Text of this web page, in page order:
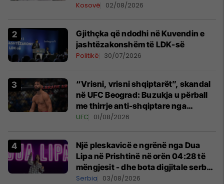
Kosovë 02/08/2026
Gjithçka që ndodhi në Kuvendin e
jashtëzakonshëm të LDK-së
Politikë 30/07/2026
“Vrisni, vrisni shqiptarët”, skandal
në UFC Beograd: Buzukja u përball
me thirrje anti-shqiptare nga
tribunat
UFC 01/08/2026
Një pleskavicë e ngrënë nga Dua
Lipa në Prishtinë në orën 04:28 të
mëngjesit - dhe bota digjitale serbe
shpall gjendjen e luftës
Serbia 03/08/2026